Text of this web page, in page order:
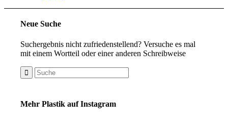
Neue Suche
Suchergebnis nicht zufriedenstellend? Versuche es mal
mit einem Wortteil oder einer anderen Schreibweise
Mehr Plastik auf Instagram